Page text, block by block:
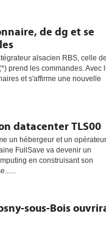
de dg et se
alsacien RBS, celle
prend les commandes. Avec
et s'affirme une nouvelle
datacenter TLS00
un hébergeur et un opérateur
FullSave va devenir un
en construisant son
sous-Bois